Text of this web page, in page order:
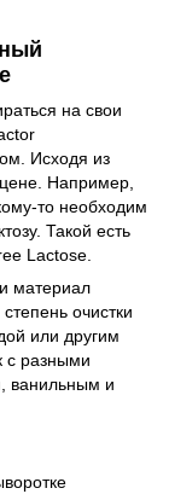
на свои
Исходя из
Например,
то необходим
Такой есть
Lactose.
материал
очистки
или другим
с разными
ванильным и